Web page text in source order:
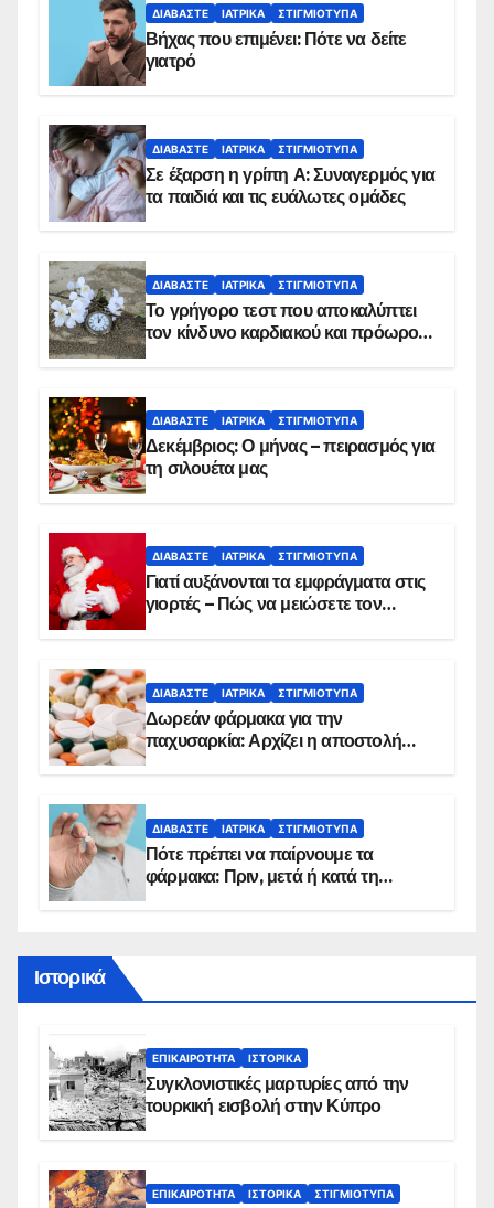
ΔΙΑΒΆΣΤΕ ΙΑΤΡΙΚΆ ΣΤΙΓΜΙΌΤΥΠΑ
Βήχας που επιμένει: Πότε να δείτε
γιατρό
ΔΙΑΒΆΣΤΕ ΙΑΤΡΙΚΆ ΣΤΙΓΜΙΌΤΥΠΑ
Σε έξαρση η γρίπη Α: Συναγερμός για
τα παιδιά και τις ευάλωτες ομάδες
ΔΙΑΒΆΣΤΕ ΙΑΤΡΙΚΆ ΣΤΙΓΜΙΌΤΥΠΑ
Το γρήγορο τεστ που αποκαλύπτει
τον κίνδυνο καρδιακού και πρόωρου
ΔΙΑΒΆΣΤΕ ΙΑΤΡΙΚΆ ΣΤΙΓΜΙΌΤΥΠΑ
Δεκέμβριος: Ο μήνας – πειρασμός για
τη σιλουέτα μας
ΔΙΑΒΆΣΤΕ ΙΑΤΡΙΚΆ ΣΤΙΓΜΙΌΤΥΠΑ
Γιατί αυξάνονται τα εμφράγματα στις
γιορτές – Πώς να μειώσετε τον
ΔΙΑΒΆΣΤΕ ΙΑΤΡΙΚΆ ΣΤΙΓΜΙΌΤΥΠΑ
Δωρεάν φάρμακα για την
παχυσαρκία: Αρχίζει η αποστολή
ΔΙΑΒΆΣΤΕ ΙΑΤΡΙΚΆ ΣΤΙΓΜΙΌΤΥΠΑ
Πότε πρέπει να παίρνουμε τα
φάρμακα: Πριν, μετά ή κατά τη
Ιστορικά
ΕΠΙΚΑΙΡΌΤΗΤΑ ΙΣΤΟΡΙΚΆ
Συγκλονιστικές μαρτυρίες από την
τουρκική εισβολή στην Κύπρο
ΕΠΙΚΑΙΡΌΤΗΤΑ ΙΣΤΟΡΙΚΆ ΣΤΙΓΜΙΌΤΥΠΑ